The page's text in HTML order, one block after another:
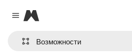
Close menu
Magnific